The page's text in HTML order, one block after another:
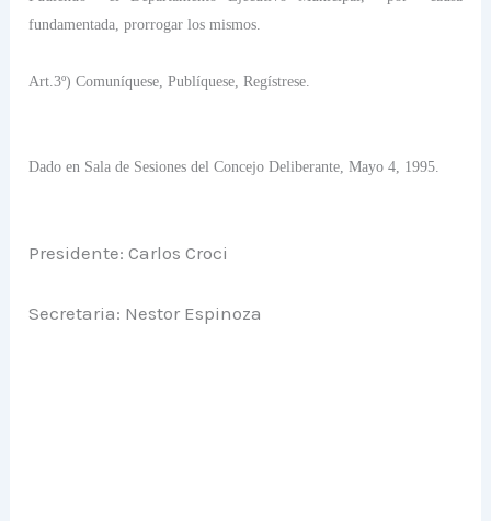
fundamentada, prorrogar los mismos.
Art.3º) Comuníquese, Publíquese, Regístrese.
Dado en Sala de Sesiones del Concejo Deliberante, Mayo 4, 1995.
Presidente: Carlos Croci
Secretaria: Nestor Espinoza